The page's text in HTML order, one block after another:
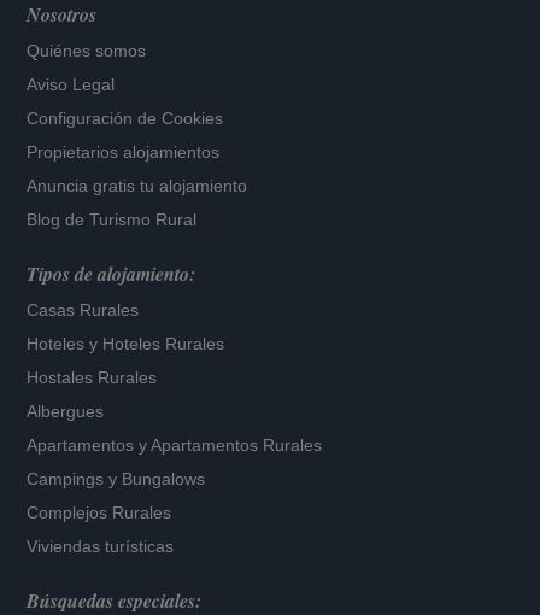
Nosotros
Quiénes somos
Aviso Legal
Configuración de Cookies
Propietarios alojamientos
Anuncia gratis tu alojamiento
Blog de Turismo Rural
Tipos de alojamiento:
Casas Rurales
Hoteles y Hoteles Rurales
Hostales Rurales
Albergues
Apartamentos yApartamentos Rurales
Campings y Bungalows
Complejos Rurales
Viviendas turísticas
Búsquedas especiales: